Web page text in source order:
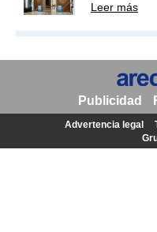
Leer más
Publicidad
Advertencia legal